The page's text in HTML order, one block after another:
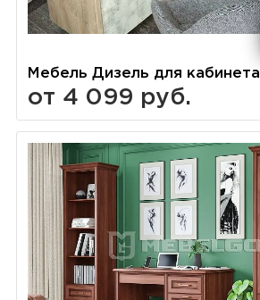
Мебель Дизель для кабинета
от 4 099 руб.